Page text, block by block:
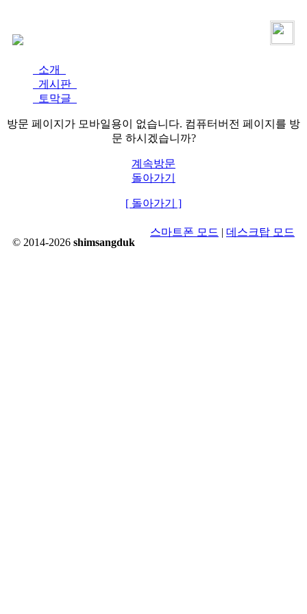
소개
게시판
토막글
방문 페이지가 모바일용이 없습니다. 컴퓨터버전 페이지를 방
문 하시겠습니까?
계속방문
돌아가기
[ 돌아가기 ]
© 2014-2026 shimsangduk
스마트폰 모드 | 데스크탑 모드